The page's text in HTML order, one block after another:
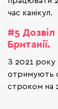
час канікул.
#5
Британії.
З 2021 року
отримують
строком на